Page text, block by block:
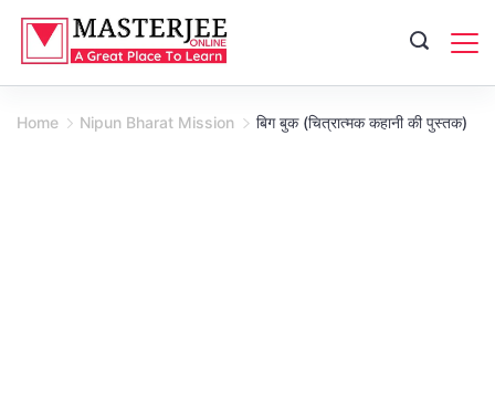
Skip
content
Home Nipun Bharat Mission बिग बुक (चित्रात्मक कहानी की पुस्तक)